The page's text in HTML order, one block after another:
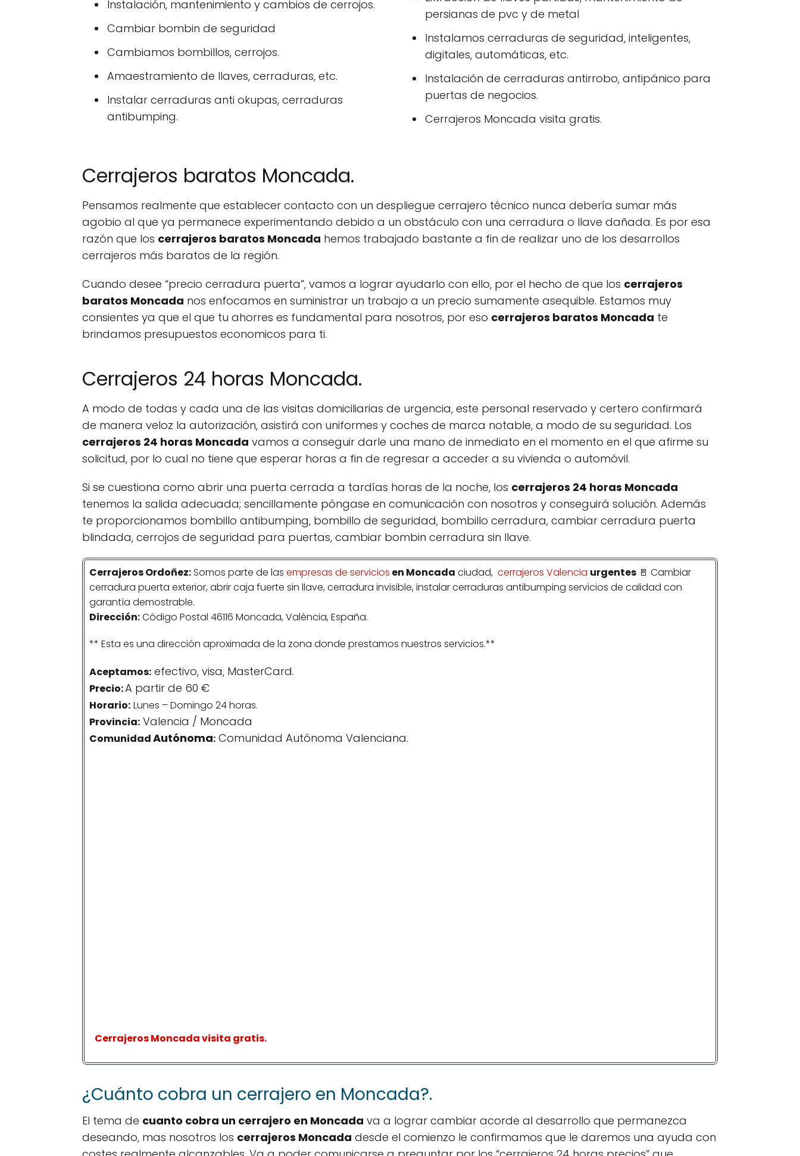
Instalación, mantenimiento y cambios de cerrojos.
Cambiar bombin de seguridad
Cambiamos bombillos, cerrojos.
Amaestramiento de llaves, cerraduras, etc.
Instalar cerraduras anti okupas, cerraduras
antibumping.
persianas de pvc y de metal
Instalamos cerraduras de seguridad, inteligentes,
digitales, automáticas, etc.
Instalación de cerraduras antirrobo, antipánico para
puertas de negocios.
Cerrajeros Moncada visita gratis.
Cerrajeros baratos Moncada.
Pensamos realmente que establecer contacto con un despliegue cerrajero técnico nunca debería sumar más
agobio al que ya permanece experimentando debido a un obstáculo con una cerradura o llave dañada. Es por esa
razón que los cerrajeros baratos Moncada hemos trabajado bastante a fin de realizar uno de los desarrollos
cerrajeros más baratos de la región.
Cuando desee “precio cerradura puerta”, vamos a lograr ayudarlo con ello, por el hecho de que los cerrajeros
baratos Moncada nos enfocamos en suministrar un trabajo a un precio sumamente asequible. Estamos muy
consientes ya que el que tu ahorres es fundamental para nosotros, por eso cerrajeros baratos Moncada te
brindamos presupuestos economicos para ti.
Cerrajeros 24 horas Moncada.
A modo de todas y cada una de las visitas domiciliarias de urgencia, este personal reservado y certero confirmará
de manera veloz la autorización, asistirá con uniformes y coches de marca notable, a modo de su seguridad. Los
cerrajeros 24 horas Moncada vamos a conseguir darle una mano de inmediato en el momento en el que afirme su
solicitud, por lo cual no tiene que esperar horas a fin de regresar a acceder a su vivienda o automóvil.
Si se cuestiona como abrir una puerta cerrada a tardías horas de la noche, los cerrajeros 24 horas Moncada
tenemos la salida adecuada; sencillamente póngase en comunicación con nosotros y conseguirá solución. Además
te proporcionamos bombillo antibumping, bombillo de seguridad, bombillo cerradura, cambiar cerradura puerta
blindada, cerrojos de seguridad para puertas, cambiar bombin cerradura sin llave.
Cerrajeros Ordoñez:Somos parte de las empresas de servicios en Moncada ciudad, cerrajeros Valencia urgentes 🚪 Cambiar
cerradura puerta exterior, abrir caja fuerte sin llave, cerradura invisible, instalar cerraduras antibumping servicios de calidad con
garantía demostrable.
Dirección:Código Postal 46116 Moncada, València, España.
** Esta es una dirección aproximada de la zona donde prestamos nuestros servicios.**
Aceptamos: efectivo, visa, MasterCard.
Precio:A partir de 60 €
Horario: Lunes – Domingo 24 horas.
Provincia: Valencia / Moncada
ComunidadAutónoma: Comunidad Autónoma Valenciana.
Cerrajeros Moncada visita gratis.
¿Cuánto cobra un cerrajero en Moncada?.
El tema de cuanto cobra un cerrajero en Moncada va a lograr cambiar acorde al desarrollo que permanezca
deseando, mas nosotros los cerrajeros Moncada desde el comienzo le confirmamos que le daremos una ayuda con